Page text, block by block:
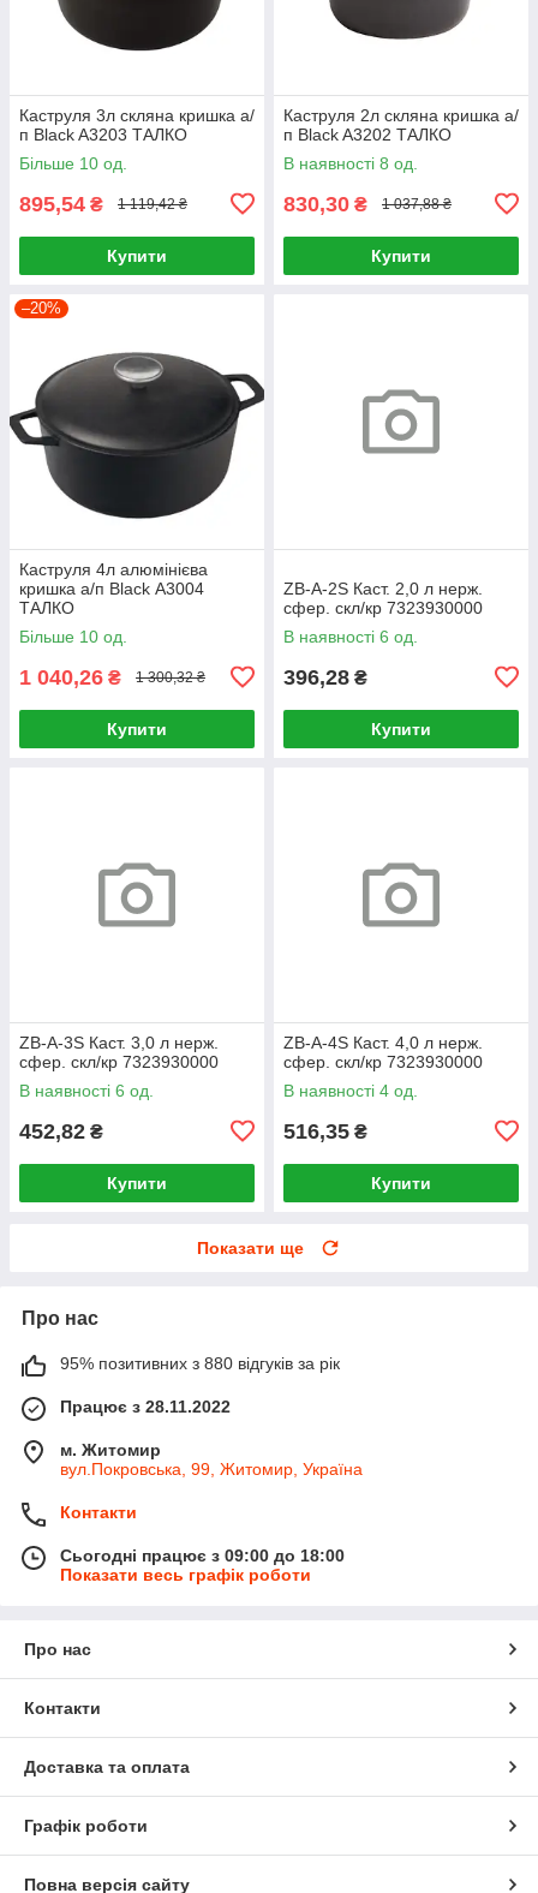
Каструля 3л скляна кришка а/
п Black A3203 ТАЛКО
Більше 10 од.
895,54 ₴ 1 119,42 ₴
Купити
Каструля 2л скляна кришка а/
п Black A3202 ТАЛКО
В наявності 8 од.
830,30 ₴ 1 037,88 ₴
Купити
–20%
Каструля 4л алюмінієва
кришка а/п Black А3004
ТАЛКО
Більше 10 од.
1 040,26 ₴ 1 300,32 ₴
Купити
ZB-A-2S Каст. 2,0 л нерж.
сфер. скл/кр 7323930000
В наявності 6 од.
396,28 ₴
Купити
ZB-A-3S Каст. 3,0 л нерж.
сфер. скл/кр 7323930000
В наявності 6 од.
452,82 ₴
Купити
ZB-A-4S Каст. 4,0 л нерж.
сфер. скл/кр 7323930000
В наявності 4 од.
516,35 ₴
Купити
Показати ще
Про нас
95% позитивних з 880 відгуків за рік
Працює з 28.11.2022
м. Житомир
вул.Покровська, 99, Житомир, Україна
Контакти
Сьогодні працює з 09:00 до 18:00
Показати весь графік роботи
Про нас
Контакти
Доставка та оплата
Графік роботи
Повна версія сайту